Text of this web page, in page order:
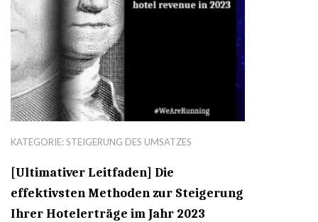
KATEGORIE:STEIGERUNG DES UMSATZES
[Ultimativer Leitfaden] Die
effektivsten Methoden zur Steigerung
Ihrer Hotelerträge im Jahr 2023